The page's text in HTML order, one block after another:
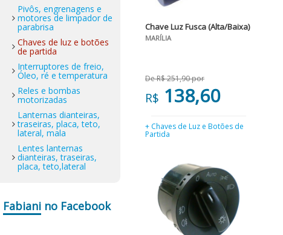
Pivôs, engrenagens e
motores de limpador de
parabrisa
Chaves de luz e botões
de partida
Interruptores de freio,
Óleo, ré e temperatura
Reles e bombas
motorizadas
Lanternas dianteiras,
traseiras, placa, teto,
lateral, mala
Lentes lanternas
dianteiras, traseiras,
placa, teto,lateral
Fabiani no Facebook
Chave Luz Fusca (Alta/Baixa)
MARÍLIA
De R$ 251,90 por
R$ 138,60
+ Chaves de Luz e Botões de
Partida